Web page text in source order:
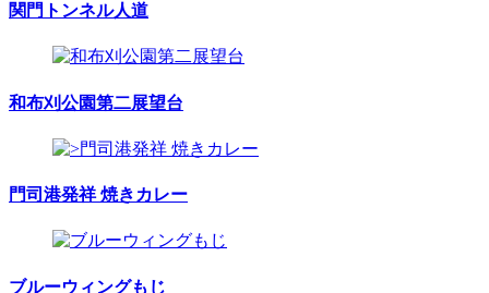
関門トンネル人道
和布刈公園第二展望台
門司港発祥 焼きカレー
ブルーウィングもじ